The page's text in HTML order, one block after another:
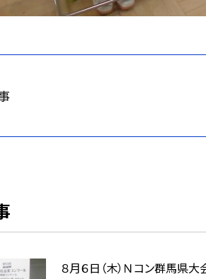
８月６日（木）Ｎコン群馬県大